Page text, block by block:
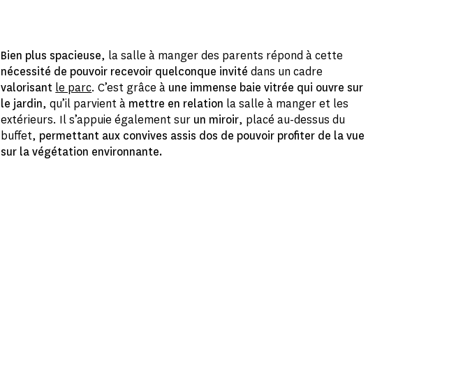
Bien plus spacieuse, la salle à manger des parents répond à cette
nécessité de pouvoir recevoir quelconque invité dans un cadre
valorisant le parc. C’est grâce à une immense baie vitrée qui ouvre sur
le jardin, qu’il parvient à mettre en relation la salle à manger et les
extérieurs. Il s’appuie également sur un miroir, placé au-dessus du
buffet, permettant aux convives assis dos de pouvoir profiter de la vue
sur la végétation environnante.